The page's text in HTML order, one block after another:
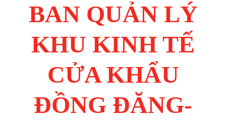
BAN QUẢN LÝ
KHU KINH TẾ
CỬA KHẨU
ĐỒNG ĐĂNG-